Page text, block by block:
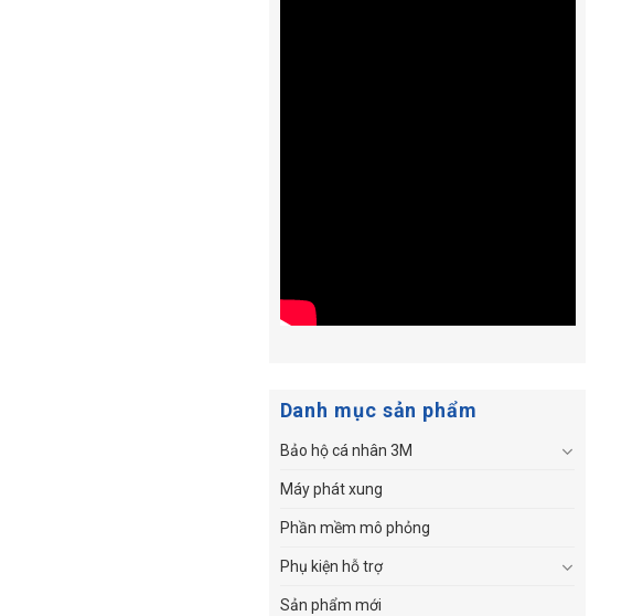
Danh mục sản phẩm
Bảo hộ cá nhân 3M
Máy phát xung
Phần mềm mô phỏng
Phụ kiện hỗ trợ
Sản phẩm mới